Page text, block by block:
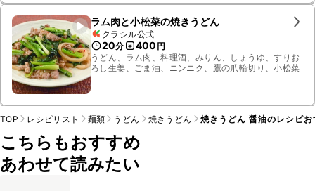
ラム肉と小松菜の焼きうどん
クラシル公式
20分 400 円
うどん、ラム肉、料理酒、みりん、しょうゆ、すりお
ろし生姜、ごま油、ニンニク、鷹の爪輪切り、小松菜
TOP レシピリスト 麺類 うどん 焼きうどん 焼きうどん 醤油のレシピ
こちらもおすすめ
あわせて読みたい